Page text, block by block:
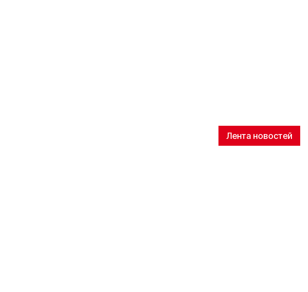
Лента новостей